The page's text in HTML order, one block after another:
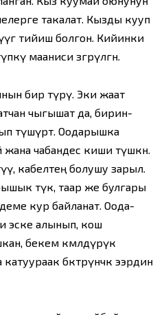
такалат. Кызды кууп
тийиш болгон. Кийинки
мааниси өзгөрүлгөн.
бир түрү. Эки жаат
чыгышат да, бирин-
түшүрөт. Оодарышка
чабандес киши түшкөн.
кабелтең болушу зарыл.
өтүк, таар же булгары
кур байланат. Оода­
эске алынып, кош
бекем көмөлдүрүк
бөктөрүнчөк ээрдин